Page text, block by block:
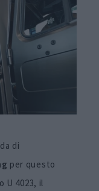
di
per questo
U 4023, il